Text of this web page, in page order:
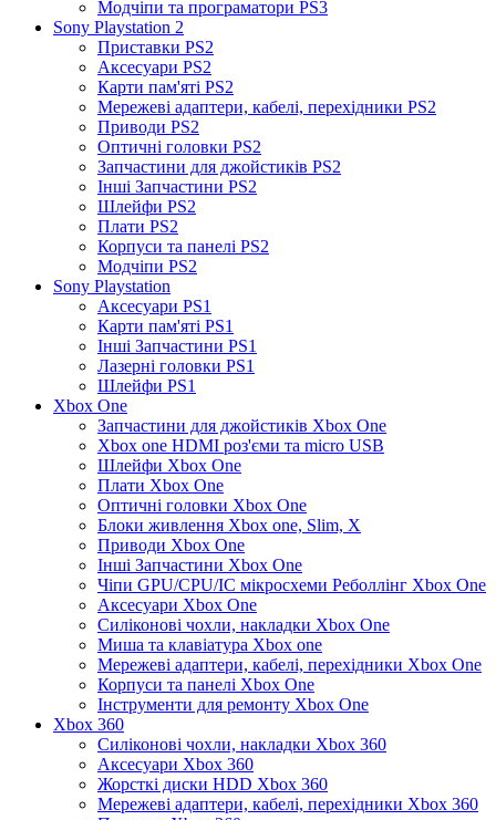
Модчіпи та програматори PS3
Sony Playstation 2
Приставки PS2
Аксесуари PS2
Карти пам'яті PS2
Мережеві адаптери, кабелі, перехідники PS2
Приводи PS2
Оптичні головки PS2
Запчастини для джойстиків PS2
Інші Запчастини PS2
Шлейфи PS2
Плати PS2
Корпуси та панелі PS2
Модчіпи PS2
Sony Playstation
Аксесуари PS1
Карти пам'яті PS1
Інші Запчастини PS1
Лазерні головки PS1
Шлейфи PS1
Xbox One
Запчастини для джойстиків Xbox One
Xbox one HDMI роз'єми та micro USB
Шлейфи Xbox One
Плати Xbox One
Оптичні головки Xbox One
Блоки живлення Xbox one, Slim, X
Приводи Xbox One
Інші Запчастини Xbox One
Чіпи GPU/CPU/IC мікросхеми Реболлінг Xbox One
Аксесуари Xbox One
Силіконові чохли, накладки Xbox One
Миша та клавіатура Xbox one
Мережеві адаптери, кабелі, перехідники Xbox One
Корпуси та панелі Xbox One
Інструменти для ремонту Xbox One
Xbox 360
Силіконові чохли, накладки Xbox 360
Аксесуари Xbox 360
Жорсткі диски HDD Xbox 360
Мережеві адаптери, кабелі, перехідники Xbox 360